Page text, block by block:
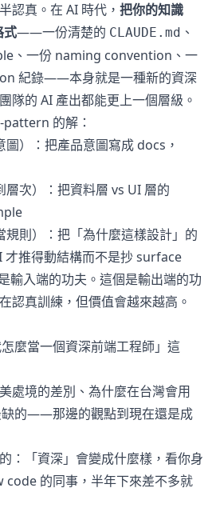
認真。在 AI 時代， 把你的知識
式——一份清楚的 CLAUDE.md 、
、一份 naming convention、一
紀錄——本身就是一種新的資深
隊的 AI 產出都能更上一個層級。
的解：
）：把產品意圖寫成 docs，
次）：把資料層 vs UI 層的
則）：把「為什麼這樣設計」的
才推得動結構而不是抄 surface
入端的功夫。這個是輸出端的功
認真訓練，但價值會越來越高。
麼當一個資深前端工程師」這
處境的差別、為什麼在台灣會用
缺的——那邊的觀點到現在還是成
：「資深」會變成什麼樣，看你身
code 的同事，半年下來差不多就